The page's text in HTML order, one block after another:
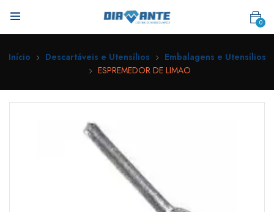
0
Início Descartáveis e Utensílios
Embalagens e Utensílios
ESPREMEDOR DE LIMAO